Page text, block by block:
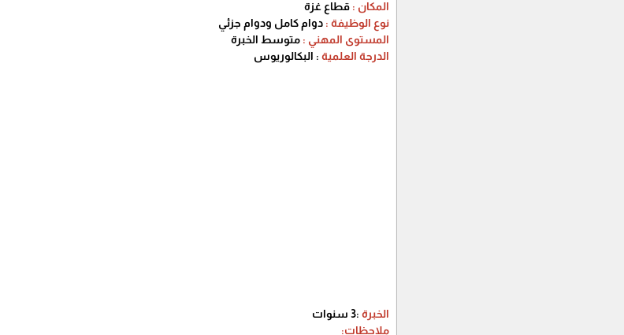
آخر موعد للتقديم :
المكان :قطاع غزة
نوع الوظيفة :دوام كامل ودوام جزئي
المستوى المهني :متوسط الخبرة